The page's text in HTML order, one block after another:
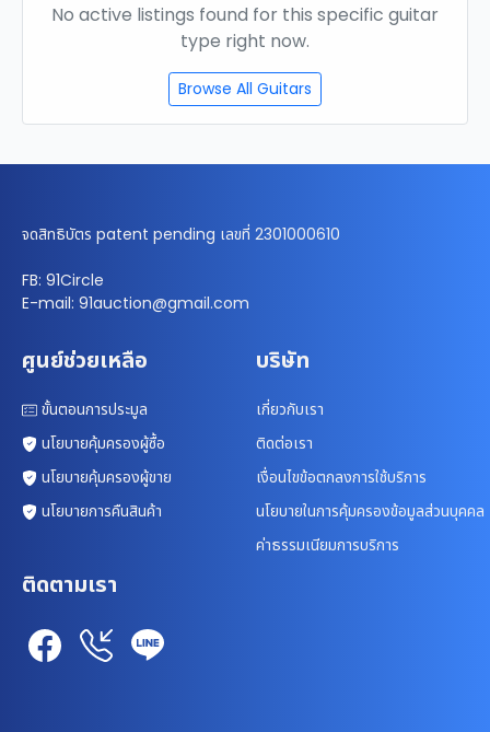
No active listings found for this specific guitar
type right now.
Browse All Guitars
จดสิทธิบัตร patent pending เลขที่ 2301000610
FB: 91Circle
E-mail: 91auction@gmail.com
ศูนย์ช่วยเหลือ
ขั้นตอนการประมูล
นโยบายคุ้มครองผู้ซื้อ
นโยบายคุ้มครองผู้ขาย
นโยบายการคืนสินค้า
บริษัท
เกี่ยวกับเรา
ติดต่อเรา
เงื่อนไขข้อตกลงการใช้บริการ
นโยบายในการคุ้มครองข้อมูลส่วนบุคคล
ค่าธรรมเนียมการบริการ
ติดตามเรา